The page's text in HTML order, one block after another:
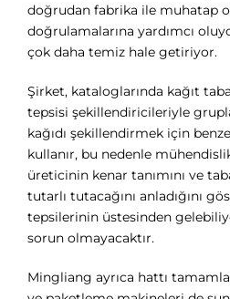
doğrudan fabrika ile muhatap
doğrulamalarına yardımcı
çok daha temiz hale getiriyor.
Şirket, kataloglarında kağıt
tepsisi şekillendiricileriyle
kağıdı şekillendirmek için
kullanır, bu nedenle
üreticinin kenar tanımını ve
tutarlı tutacağını anladığını
tepsilerinin üstesinden
sorun olmayacaktır.
Mingliang ayrıca hattı